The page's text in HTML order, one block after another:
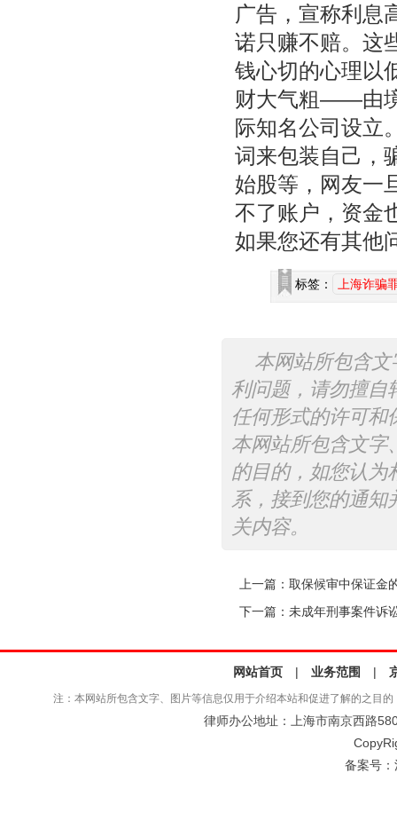
广告，宣称利息
诺只赚不赔。这
钱心切的心理以
财大气粗——由
际知名公司设立
词来包装自己，
始股等，网友一
不了账户，资金
如果您还有其他
标签： 上海诈骗
本网站所包含
利问题，请勿擅自
任何形式的许可和
本网站所包含文字
的目的，如您认为
系，接到您的通知
关内容。
上一篇： 取保候审中保证金
下一篇： 未成年刑事案件诉
网站首页 | 业务范围 |
注：本网站所包含文字、图片等信息仅用于介绍本站和促进了解的之目
律师办公地址：上海市南京西路
备案号：